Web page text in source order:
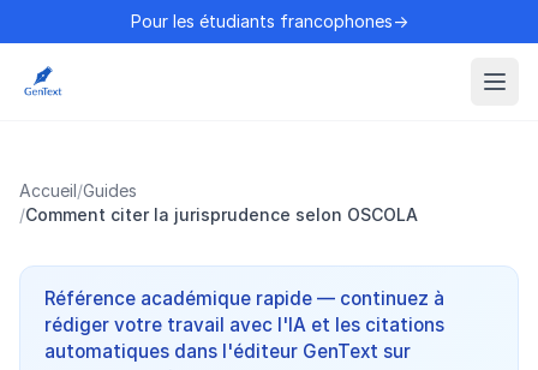
Pour les étudiants francophones→
Accueil/Guides
/Comment citer la jurisprudence selon OSCOLA
Référence académique rapide — continuez à
rédiger votre travail avec l'IA et les citations
automatiques dans l'éditeur GenText sur